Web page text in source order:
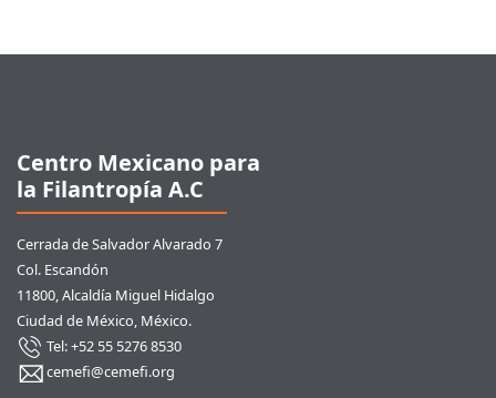
Centro Mexicano para
la Filantropía A.C
Cerrada de Salvador Alvarado 7
Col. Escandón
11800, Alcaldía Miguel Hidalgo
Ciudad de México, México.
Tel: +52 55 5276 8530
cemefi@cemefi.org